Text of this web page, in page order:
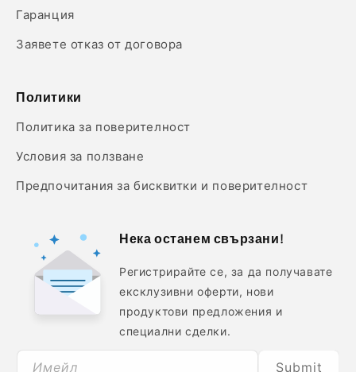
Гаранция
Заявете отказ от договора
Политики
Политика за поверителност
Условия за ползване
Предпочитания за бисквитки и поверителност
Нека останем свързани!
Регистрирайте се, за да получавате
ексклузивни оферти, нови
продуктови предложения и
специални сделки.
Имейл Submit